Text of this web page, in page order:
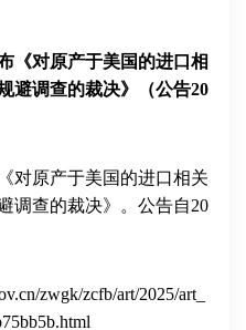
《对原产于美国的进口相
避调查的裁决》（公告20
对原产于美国的进口相关
调查的裁决》。公告自20
zwgk/zcfb/art/2025/art_